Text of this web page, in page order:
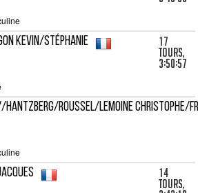
Kevin/Stéphanie
17
tours,
3:50:57
HANTZBERG/ROUSSEL/LEMOINE
14
tours,